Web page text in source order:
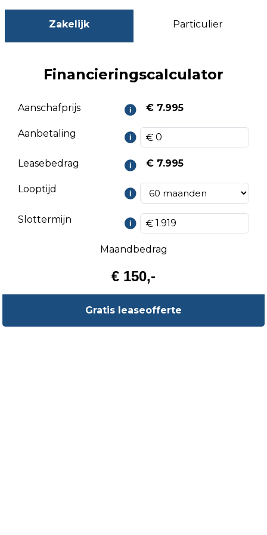
Zakelijk Particulier
Financieringscalculator
Aanschafprijs € 7.995
Aanbetaling
Leasebedrag € 7.995
Looptijd
Slottermijn
Maandbedrag
€ 150,-
Gratis leaseofferte